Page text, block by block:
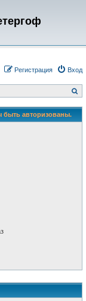
Вход
Регистрация
о
с
авторизованы.